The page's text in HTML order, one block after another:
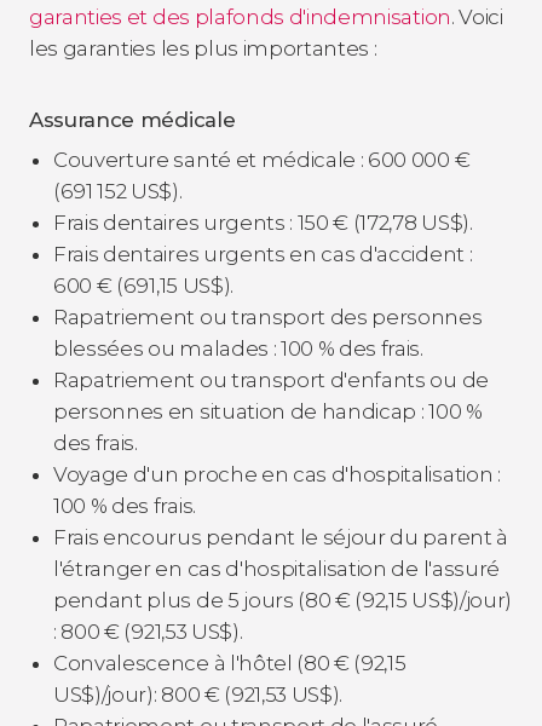
garanties et des plafonds d'indemnisation. Voici
les garanties les plus importantes :
Assurance médicale
Couverture santé et médicale : 600 000 €
(691 152 US$).
Frais dentaires urgents : 150€ (172,78 US$).
Frais dentaires urgents en cas d'accident :
600 € (691,15 US$).
Rapatriement ou transport des personnes
blessées ou malades : 100 % des frais.
Rapatriement ou transport d'enfants ou de
personnes en situation de handicap : 100 %
des frais.
Voyage d'un proche en cas d'hospitalisation :
100 % des frais.
Frais encourus pendant le séjour du parent à
l'étranger en cas d'hospitalisation de l'assuré
pendant plus de 5 jours (80€ (92,15 US$)/jour)
: 800€ (921,53 US$).
Convalescence à l'hôtel (80€ (92,15
US$)/jour): 800 € (921,53 US$).